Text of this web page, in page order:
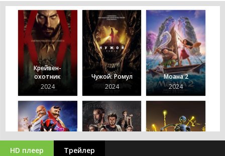
Крейвен-
охотник
2024
Чужой: Ромул
2024
Моана 2
2024
HD плеер Трейлер